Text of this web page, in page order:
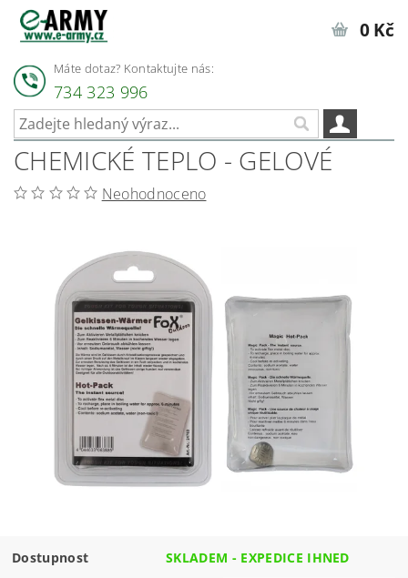
Máte dotaz? Kontaktujte nás:
734 323 996
0 Kč
CHEMICKÉ TEPLO - GELOVÉ
Neohodnoceno
Dostupnost SKLADEM - EXPEDICE IHNED